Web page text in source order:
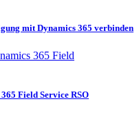
mit Dynamics 365 verbinden
Field Service RSO